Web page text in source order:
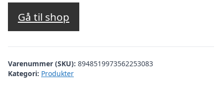
Gå til shop
Varenummer (SKU): 8948519973562253083
Kategori: Produkter